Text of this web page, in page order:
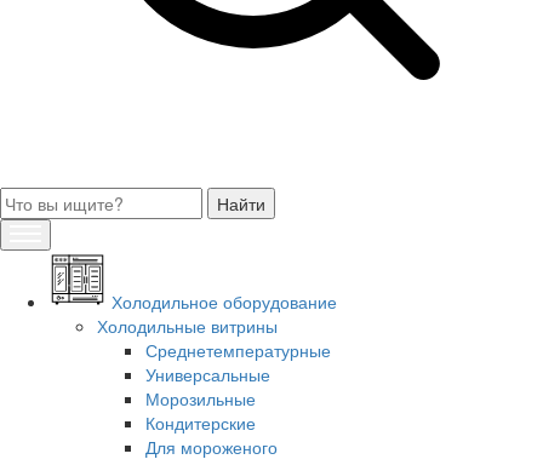
Холодильное оборудование
Холодильные витрины
Среднетемпературные
Универсальные
Морозильные
Кондитерские
Для мороженого